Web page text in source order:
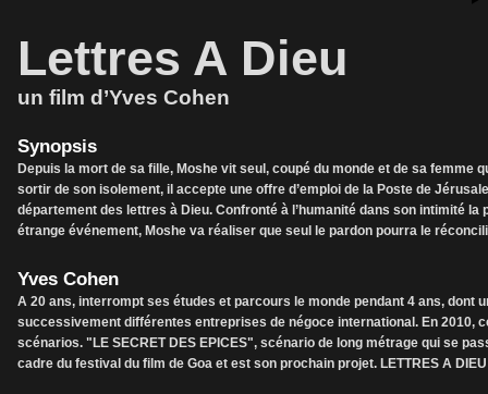
Lettres A Dieu
un film d’Yves Cohen
Synopsis
Depuis la mort de sa fille, Moshe vit seul, coupé du monde et de sa femme
sortir de son isolement, il accepte une offre d’emploi de la Poste de
département des lettres à Dieu. Confronté à l’humanité dans son intimité
étrange événement, Moshe va réaliser que seul le pardon pourra le
Yves Cohen
A 20 ans, interrompt ses études et parcours le monde pendant 4 ans, dont
successivement différentes entreprises de négoce international. En 2010,
scénarios. "LE SECRET DES EPICES", scénario de long métrage qui se
cadre du festival du film de Goa et est son prochain projet. LETTRES A